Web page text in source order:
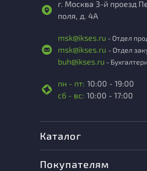
г. Москва 3-й проезд
поля, д. 4А
msk@ikses.ru - Отдел
msk@ikses.ru - Отдел
buh@ikses.ru -
пн - пт: 10:00 - 19:00
сб - вс: 10:00 - 17:00
Каталог
Покупателям